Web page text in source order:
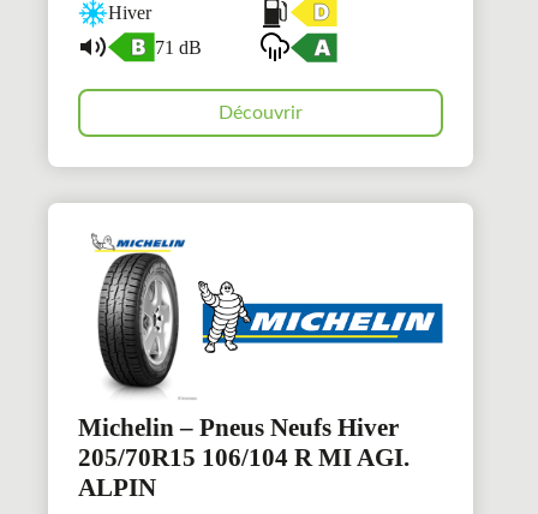
Hiver
71 dB
Découvrir
Michelin – Pneus Neufs Hiver
205/70R15 106/104 R MI AGI.
ALPIN